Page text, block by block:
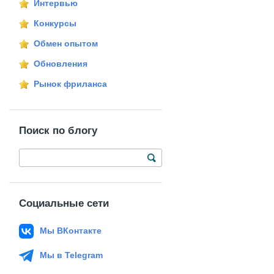
Интервью
Конкурсы
Обмен опытом
Обновления
Рынок фриланса
Поиск по блогу
Социальные сети
Мы ВКонтакте
Мы в Telegram